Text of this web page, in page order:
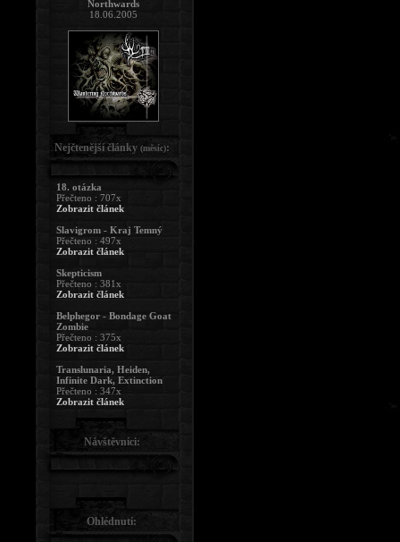
Northwards
18.06.2005
Nejčtenější články (měsíc):
18. otázka
Přečteno : 707x
Zobrazit článek
Slavigrom - Kraj Temný
Přečteno : 497x
Zobrazit článek
Skepticism
Přečteno : 381x
Zobrazit článek
Belphegor - Bondage Goat
Zombie
Přečteno : 375x
Zobrazit článek
Translunaria, Heiden,
Infinite Dark, Extinction
Přečteno : 347x
Zobrazit článek
Návštěvníci:
Ohlédnutí: